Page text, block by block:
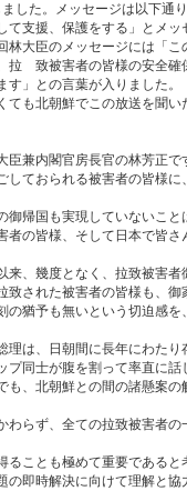
した。メッセージは以下通
支援、保護をする」とメ
大臣のメッセージには「
致被害者の皆様の安全確
」との言葉が入りました。
も北朝鮮でこの放送を聞い
兼内閣官房長官の林芳正
ておられる被害者の皆様
帰国も実現していないこと
の皆様、そして日本で皆
、幾度となく、拉致被害
された被害者の皆様も、
猶予も無いという切迫感
は、日朝間に長年にわた
同士が腹を割って率直に話
、北朝鮮との間の諸懸案の
らず、全ての拉致被害者
ことも極めて重要であると
即時解決に向けて理解と